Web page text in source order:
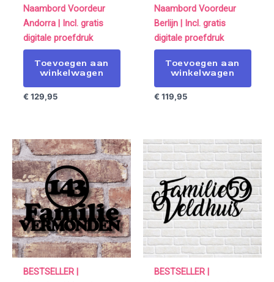
Naambord Voordeur
Andorra | Incl. gratis
digitale proefdruk
Toevoegen aan
winkelwagen
€ 129,95
Naambord Voordeur
Berlijn | Incl. gratis
digitale proefdruk
Toevoegen aan
winkelwagen
€ 119,95
BESTSELLER |
BESTSELLER |